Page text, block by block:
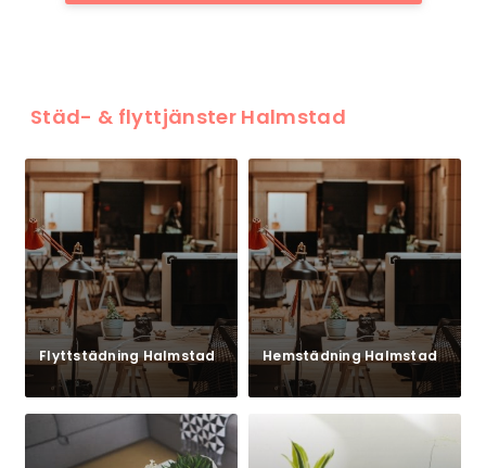
Städ- & flyttjänster Halmstad
Flyttstädning Halmstad Hemstädning Halmstad